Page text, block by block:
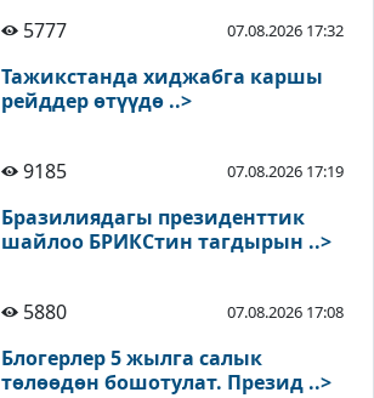
5777
07.08.2026 17:32
Тажикстанда хиджабга каршы
рейддер өтүүдө ..>
9185 07.08.2026 17:19
Бразилиядагы президенттик
шайлоо БРИКСтин тагдырын ..>
5880 07.08.2026 17:08
Блогерлер 5 жылга салык
төлөөдөн бошотулат. Презид ..>